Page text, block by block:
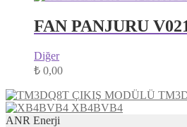
FAN PANJURU
Diğer
₺ 0,00
XB4BVB4
ANR Enerji